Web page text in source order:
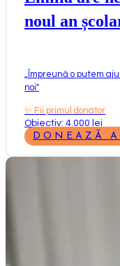
noul an
Împreună o putem
noi"
✨ Fii primul donator
Obiectiv: 4.000 lei
DONEAZĂ